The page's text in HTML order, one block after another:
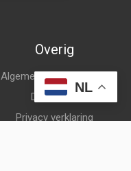
Overig
Algemene voorwaarden
Disclaimer
Privacy verklaring
NL